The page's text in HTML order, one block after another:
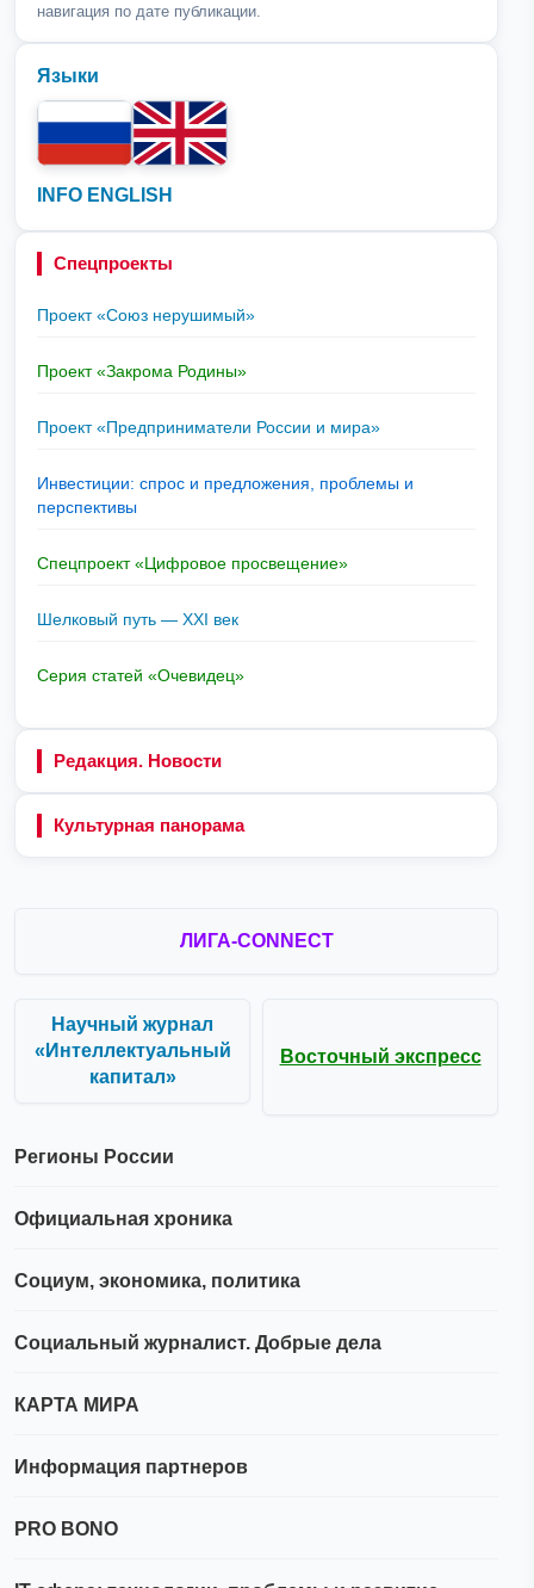
навигация по дате публикации.
Языки
INFO ENGLISH
Спецпроекты
Проект «Союз нерушимый»
Проект «Закрома Родины»
Проект «Предприниматели России и мира»
Инвестиции: спрос и предложения, проблемы и
перспективы
Спецпроект «Цифровое просвещение»
Шелковый путь — XXI век
Серия статей «Очевидец»
Редакция. Новости
Культурная панорама
ЛИГА-CONNECT
Научный журнал
«Интеллектуальный
капитал»
Восточный экспресс
Регионы России
Официальная хроника
Социум, экономика, политика
Социальный журналист. Добрые дела
КАРТА МИРА
Информация партнеров
PRO BONO